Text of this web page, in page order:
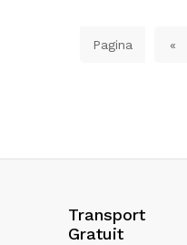
Pagina «
Transport
Gratuit